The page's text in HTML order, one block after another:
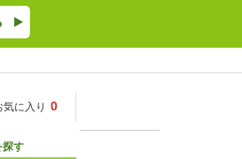
気に入り 0
探す